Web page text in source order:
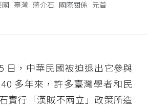
日，中華民國被迫退出它參與
多年來，許多臺灣學者和民
實行「漢賊不兩立」政策所造
國 臺灣 蔣介石 國際關係 元首